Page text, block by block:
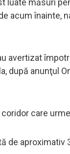
acum înainte,
avertizat
după anunţul
care
de aproximativ